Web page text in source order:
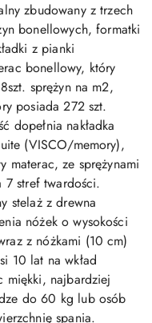
zbudowany z trzech
bonellowych, formatki
z pianki
bonellowy, który
sprężyn na m2,
posiada 272 szt.
dopełnia nakładka
(VISCO/memory),
materac, ze sprężynami
7 stref twardości.
stelaż z drewna
nóżek o wysokości
z nóżkami (10 cm)
10 lat na wkład
miękki, najbardziej
do 60 kg lub osób
spania.